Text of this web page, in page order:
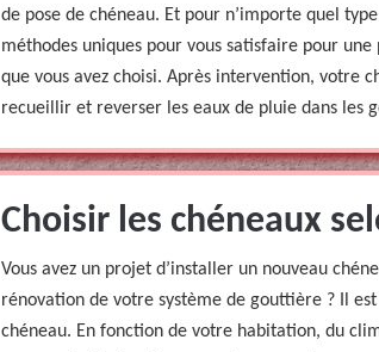
de pose de chéneau. Et pour n’importe quel
méthodes uniques pour vous satisfaire pour
que vous avez choisi. Après intervention, votre
recueillir et reverser les eaux de pluie dans les
Choisir les chéneaux
Vous avez un projet d’installer un nouveau
rénovation de votre système de gouttière ? Il
chéneau. En fonction de votre habitation, du